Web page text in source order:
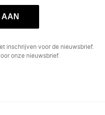
AAN
inschrijven voor de nieuwsbrief.
onze nieuwsbrief.